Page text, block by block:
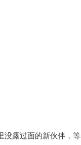
露过面的新伙伴，